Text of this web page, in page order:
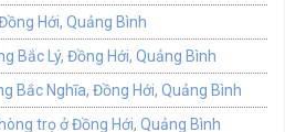
Hới, Quảng Bình
Bắc Lý, Đồng Hới, Quảng Bình
Bắc Nghĩa, Đồng Hới, Quảng Bình
trọ ở Đồng Hới, Quảng Bình